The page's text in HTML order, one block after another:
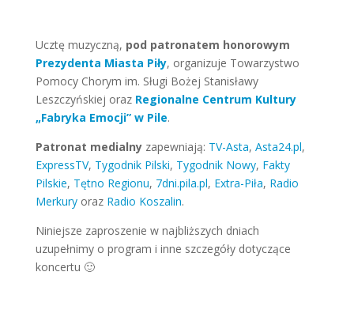
Ucztę muzyczną, pod patronatem honorowym
Prezydenta Miasta Piły, organizuje Towarzystwo
Pomocy Chorym im. Sługi Bożej Stanisławy
Leszczyńskiej oraz Regionalne Centrum Kultury
„Fabryka Emocji” w Pile.
Patronat medialnyzapewniają: TV-Asta, Asta24.pl,
ExpressTV, Tygodnik Pilski, Tygodnik Nowy, Fakty
Pilskie, Tętno Regionu, 7dni.pila.pl, Extra-Piła, Radio
Merkuryoraz Radio Koszalin.
Niniejsze zaproszenie w najbliższych dniach
uzupełnimy o program i inne szczegóły dotyczące
koncertu 🙂